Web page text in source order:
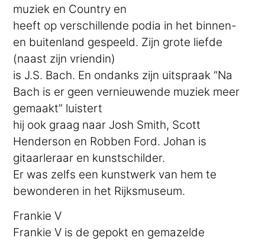
muziek en Country en
heeft op verschillende podia in het binnen-
en buitenland gespeeld. Zijn grote liefde
(naast zijn vriendin)
is J.S. Bach. En ondanks zijn uitspraak “Na
Bach is er geen vernieuwende muziek meer
gemaakt” luistert
hij ook graag naar Josh Smith, Scott
Henderson en Robben Ford. Johan is
gitaarleraar en kunstschilder.
Er was zelfs een kunstwerk van hem te
bewonderen in het Rijksmuseum.
Frankie V
Frankie V is de gepokt en gemazelde